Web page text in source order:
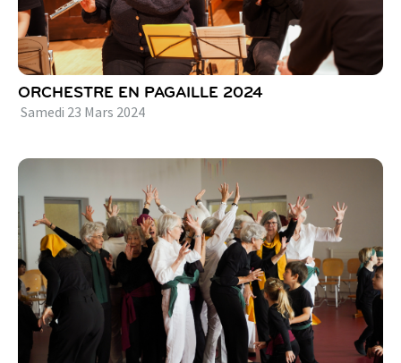
ORCHESTRE EN PAGAILLE 2024
Samedi 23 Mars 2024